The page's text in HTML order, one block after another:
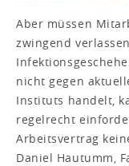
Aber müssen
zwingend
nicht gegen
Instituts handelt,
regelrecht
Arbeitsvertrag
Daniel Hautumm,